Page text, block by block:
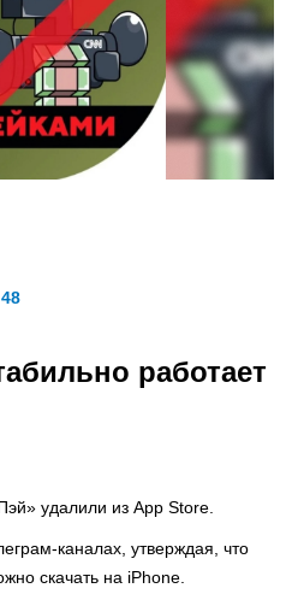
48
работает
удалили из App Store.
каналах, утверждая, что
скачать на iPhone.